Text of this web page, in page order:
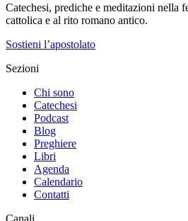
Catechesi, prediche e meditazioni nella
cattolica e al rito romano antico.
Sostieni l’apostolato
Sezioni
Chi sono
Catechesi
Podcast
Blog
Preghiere
Libri
Agenda
Calendario
Contatti
Canali